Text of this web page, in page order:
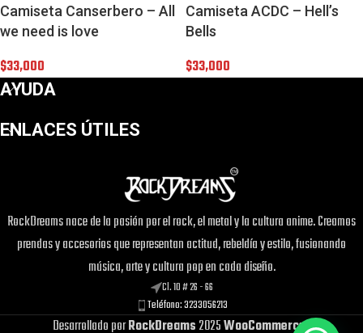
Camiseta Canserbero – All
we need is love
$33,000
Camiseta ACDC – Hell’s
Bells
$33,000
AYUDA
ENLACES ÚTILES
RockDreams nace de la pasión por el rock, el metal y la cultura anime. Creamos
prendas y accesorios que representan actitud, rebeldía y estilo, fusionando
música, arte y cultura pop en cada diseño.
Cl. 10 # 26 - 66
Teléfono: 3233056213
Desarrollado porRockDreams2025WooCommerce.
Camiseta Guns N' Roses
tuyo solo por$33,000!
Si tienes alguna duda, pregúntanos.